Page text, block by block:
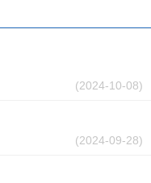
(2024-10-08)
(2024-09-28)